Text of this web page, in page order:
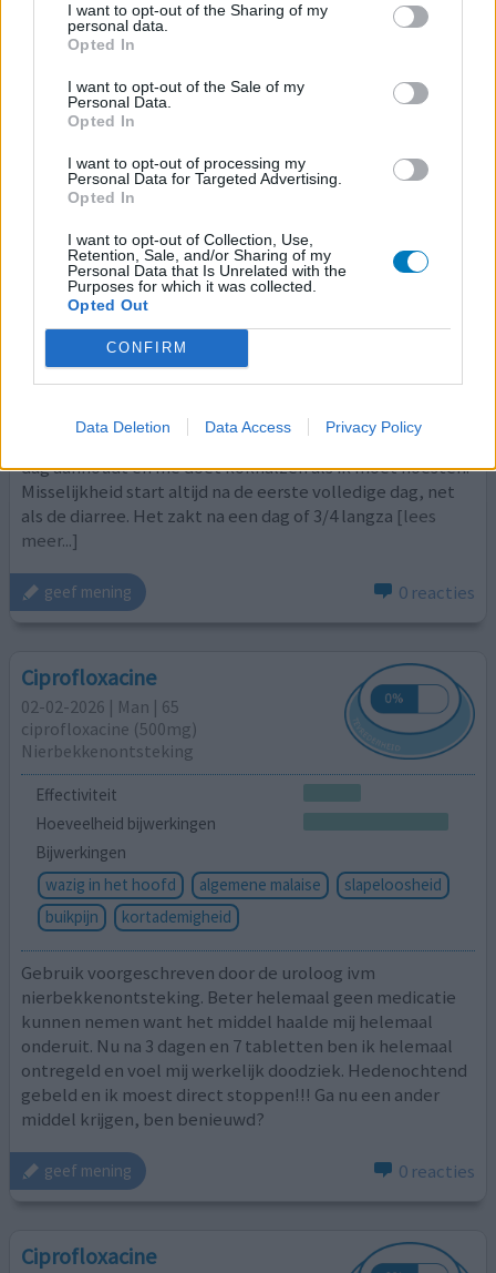
I want to opt-out of the Sharing of my
personal data.
Opted In
I want to opt-out of the Sale of my
Personal Data.
Opted In
I want to opt-out of processing my
Personal Data for Targeted Advertising.
Opted In
I want to opt-out of Collection, Use,
Retention, Sale, and/or Sharing of my
Personal Data that Is Unrelated with the
Purposes for which it was collected.
Opted Out
CONFIRM
Data Deletion Data Access Privacy Policy
geef mening 0 reacties
Ciprofloxacine
15-02-2026 | Vrouw | 37
ciprofloxacine (500mg)
Luchtweginfectie
Hoeveelheid bijwerkingen
Bijwerkingen
slapeloosheid
Ik krijg al jaren af en toe ciprofloxacine bij
dosering en dat merk ik ook aan de bijwerkingen. De
misselijkheid is de meest vervelende omdat het de hele
dag aanhoudt en me doet kokhalzen als ik moet hoesten.
Misselijkheid start altijd na de eerste volledige dag, net
als de diarree. Het zakt na een dag of 3/4 langza [lees
meer...]
geef mening 0 reacties
Ciprofloxacine
02-02-2026 | Man | 65
ciprofloxacine (500mg)
Nierbekkenontsteking
Effectiviteit
Hoeveelheid bijwerkingen
Bijwerkingen
wazig in het hoofd
algemene malaise
slapeloosheid
buikpijn
kortademigheid
Gebruik voorgeschreven door de uroloog ivm
nierbekkenontsteking. Beter helemaal geen medicatie
kunnen nemen want het middel haalde mij helemaal
onderuit. Nu na 3 dagen en 7 tabletten ben ik helemaal
ontregeld en voel mij werkelijk doodziek. Hedenochtend
gebeld en ik moest direct stoppen!!! Ga nu een ander
middel krijgen, ben benieuwd?
geef mening 0 reacties
Ciprofloxacine